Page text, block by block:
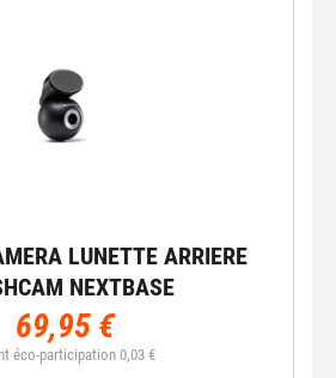
LUNETTE ARRIERE
NEXTBASE
69,95 €
éco-participation 0,03 €